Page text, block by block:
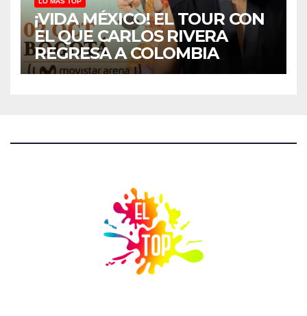
¡VIDA MÉXICO! EL TOUR CON
EL QUE CARLOS RIVERA
REGRESA A COLOMBIA